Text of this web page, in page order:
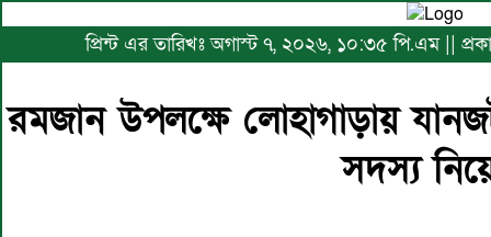
প্রিন্ট এর তারিখঃ অগাস্ট ৭, ২০২৬, ১০:৩৫ পি.এম ||
রমজান উপলক্ষে লোহাগাড়ায়
সদস্য